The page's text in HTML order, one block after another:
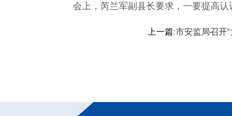
会上，芮兰军副县长要求，一要提高
上一篇:市安监局召开